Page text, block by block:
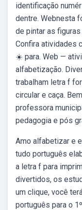
identificação
dentre. Webnesta
de pintar as
Confira atividades
☀️ para. Web —
alfabetização.
trabalham letra f
circular e caça.
professora
pedagogia e pós
Amo alfabetizar e
tudo português
a letra f para
divertidos, os
um clique, você
português para o